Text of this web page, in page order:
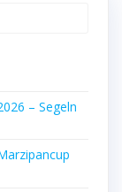
– Segeln